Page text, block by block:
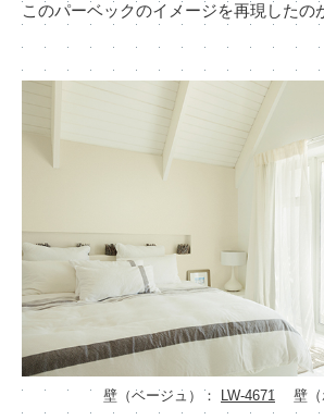
このパーベックのイメージを再現したの
壁（ベージュ）： LW-4671 壁（